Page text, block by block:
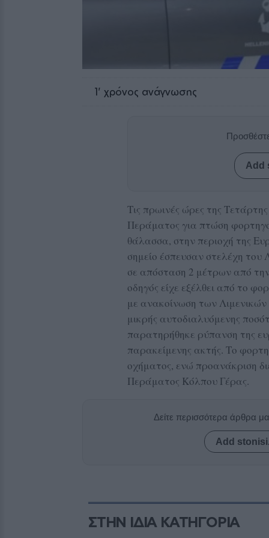
1' χρόνος ανάγνωσης
Add
Τις πρωινές ώρες της
Περάματος για πτώση
θάλασσα, στην περιοχή της
σημείο έσπευσαν στελέχη
σε απόσταση 2 μέτρων από
οδηγός είχε εξέλθει από το
με ανακοίνωση των
μικρής αυτοδιαλυόμενης
παρατηρήθηκε ρύπανση της
παρακείμενης ακτής. Το
οχήματος, ενώ προανάκριση
Περάματος Κόλπου Γέρας.
Δείτε περισσότερα άρθρα
Add
ΣΤΗΝ ΙΔΙΑ ΚΑΤΗΓΟΡΙΑ